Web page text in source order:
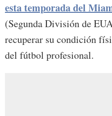
esta temporada del
(Segunda División de
recuperar su condición
del fútbol profesional.